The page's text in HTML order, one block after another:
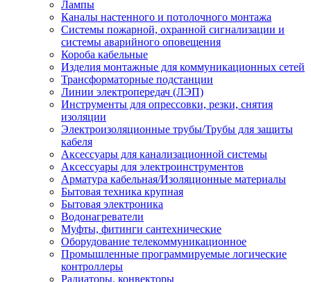
Лампы
Каналы настенного и потолочного монтажа
Системы пожарной, охранной сигнализации и
системы аварийного оповещения
Короба кабельные
Изделия монтажные для коммуникационных сетей
Трансформаторные подстанции
Линии электропередач (ЛЭП)
Инструменты для опрессовки, резки, снятия
изоляции
Электроизоляционные трубы/Трубы для защиты
кабеля
Аксессуары для канализационной системы
Аксессуары для электроинструментов
Арматура кабельная/Изоляционные материалы
Бытовая техника крупная
Бытовая электроника
Водонагреватели
Муфты, фитинги сантехнические
Оборудование телекоммуникационное
Промышленные программируемые логические
контроллеры
Радиаторы, конвекторы